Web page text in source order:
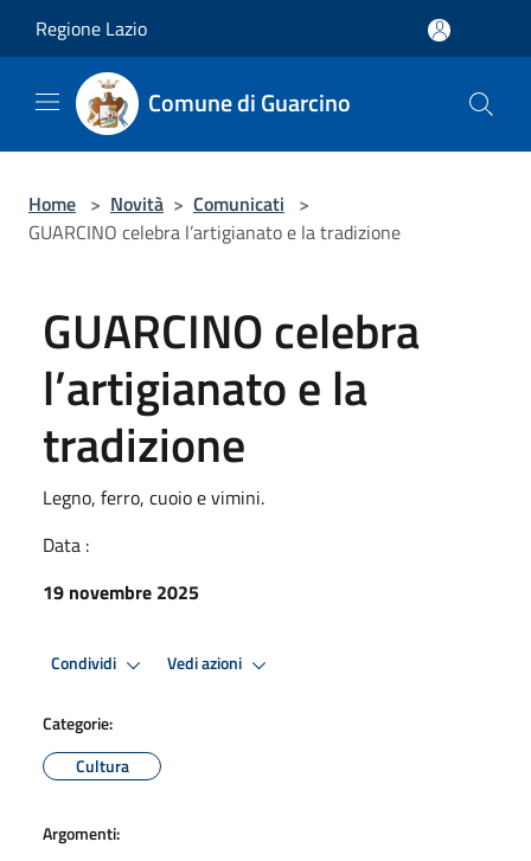
Regione Lazio
Comune di Guarcino
Home > Novità > Comunicati >
GUARCINO celebra l’artigianato e la tradizione
GUARCINO celebra
l’artigianato e la
tradizione
Legno, ferro, cuoio e vimini.
Data :
19 novembre 2025
Condividi Vedi azioni
Categorie:
Cultura
Argomenti: